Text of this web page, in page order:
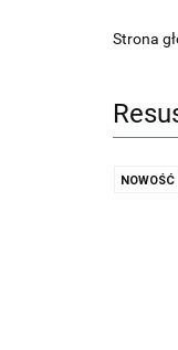
Strona
NOWOŚĆ